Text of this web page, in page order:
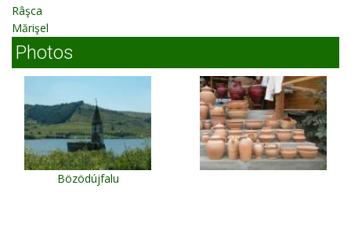
Râşca
Mărişel
Photos
Bözödújfalu